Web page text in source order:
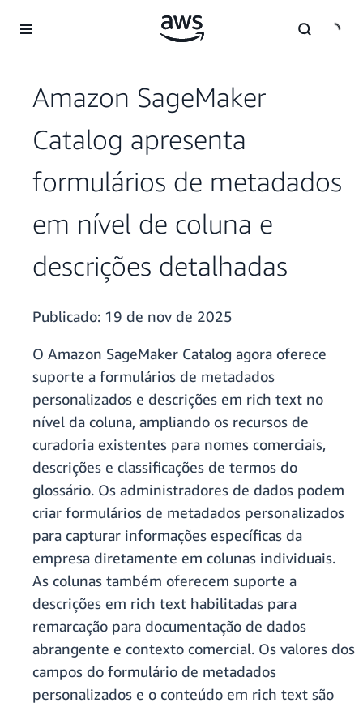
Pular para o conteúdo principal
Amazon SageMaker
Catalog apresenta
formulários de metadados
em nível de coluna e
descrições detalhadas
Publicado: 19 de nov de 2025
O Amazon SageMaker Catalog agora oferece
suporte a formulários de metadados
personalizados e descrições em rich text no
nível da coluna, ampliando os recursos de
curadoria existentes para nomes comerciais,
descrições e classificações de termos do
glossário. Os administradores de dados podem
criar formulários de metadados personalizados
para capturar informações específicas da
empresa diretamente em colunas individuais.
As colunas também oferecem suporte a
descrições em rich text habilitadas para
remarcação para documentação de dados
abrangente e contexto comercial. Os valores dos
campos do formulário de metadados
personalizados e o conteúdo em rich text são